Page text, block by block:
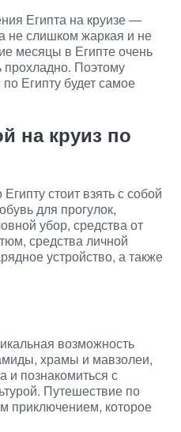
Египта на круизе —
не слишком жаркая и не
месяцы в Египте очень
Поэтому
Египту будет самое
на круиз по
стоит взять с собой
для прогулок,
убор, средства от
средства личной
устройство, а также
возможность
храмы и мавзолеи,
и познакомиться с
Путешествие по
приключением, которое